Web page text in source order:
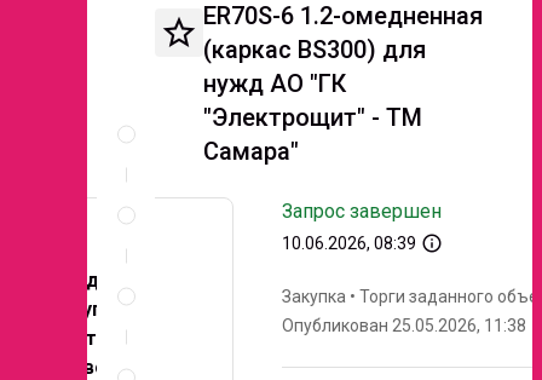
Описание
документы
star_border ER70S-6 1.2-омедненная
(каркас BS300) для
нужд АО "ГК
"Электрощит" - ТМ
Самара"
Предмет
закупки:
Поставка
проволоки
Запрос завершен
10.06.2026, 08:39 info_outline
Закупка • Торги заданного
Опубликован 25.05.2026, 11:38